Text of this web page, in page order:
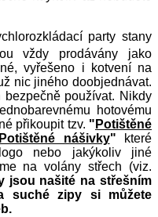
party stany
vždy prodávány jako
vyřešeno i kotvení na
nic jiného doobjednávat.
používat. Nikdy
hotovému
přikoupit tzv. " Potištěné
Potištěné nášivky" které
nebo jakýkoliv jiné
na volány střech (viz.
jsou našité na střešním
suché zipy si můžete